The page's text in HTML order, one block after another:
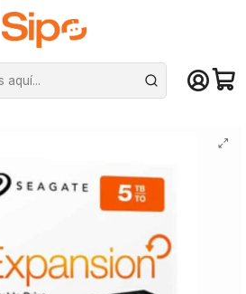
hoy! De lunes a sábado en el gran
$29.990
Almacenamiento portátil SSD Portátil
5TB USB 3.0 2.5 Expansión Negro